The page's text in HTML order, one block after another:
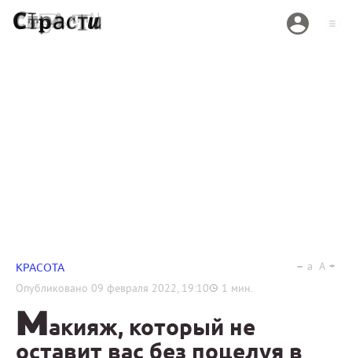
КРАСОТА
Опубликовано 09 февраля 2022, 19:10 1 мин.
a A
Макияж, который не
оставит вас без поцелуя в